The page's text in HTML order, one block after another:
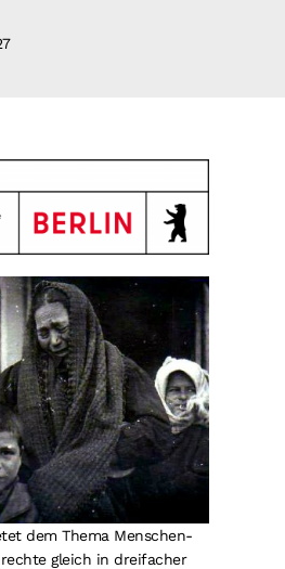
dem Thema Menschen-
gleich in dreifacher